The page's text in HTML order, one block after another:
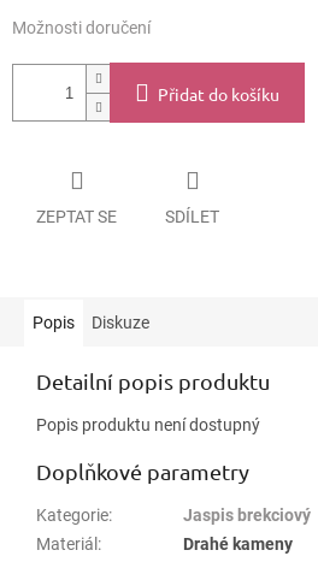
Možnosti doručení
Přidat do košíku
ZEPTAT SE SDÍLET
Popis Diskuze
Detailní popis produktu
Popis produktu není dostupný
Doplňkové parametry
Kategorie:
Jaspis brekciový
Materiál :
Drahé kameny